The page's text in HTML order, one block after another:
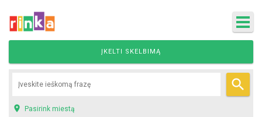
ĮKELTI SKELBIMĄ

 Pasirink miestą